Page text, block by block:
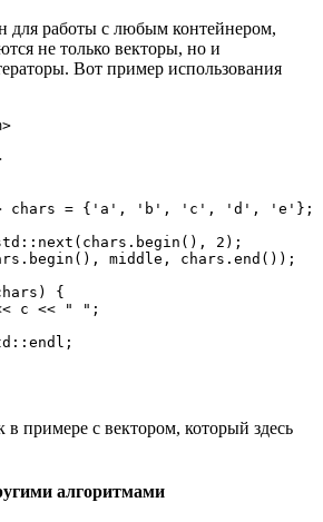
для работы с любым контейнером,
не только векторы, но и
Вот пример использования
chars = {'a', 'b', 'c', 'd', 'e'};
std::next(chars.begin(), 2);
middle, chars.end());
{
<< c << " ";
в примере с вектором, который здесь
алгоритмами